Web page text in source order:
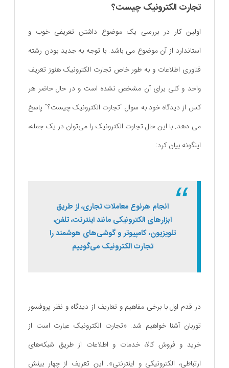
تجارت الکترونیک چیست؟
اولین کار در بررسی یک موضوع داشتن تعریفی خوب و
استاندارد از آن موضوع می باشد. با توجه به جدید بودن رشته
فناوری اطلاعات و به طور خاص تجارت الکترونیک هنوز تعریف
واحد و کلی برای آن مشخص نشده است و در حال حاضر هر
کس از دیدگاه خود به سوال "تجارت الکترونیک چیست؟" پاسخ
می دهد. با این حال تجارت الکترونیک را می‌توان در یک جمله،
اینگونه بیان کرد:
انجام هرنوع معاملات تجاری، از طریق
ابزارهای الکترونیکی مانند اینترنت، تلفن،
تلویزیون، کامپیوتر و گوشی‌های هوشمند را
تجارت الکترونیک می‌گوییم
در قدم اول با برخی مفاهیم و تعاریف از دیدگاه و نظر پروفسور
توربان آشنا خواهیم شد. «تجارت الکترونیک عبارت است از
خرید و فروش کالا، خدمات و اطلاعات از طریق شبکه‌های
ارتباطی، الکترونیکی و اینترنتی». این تعریف از چهار بینش